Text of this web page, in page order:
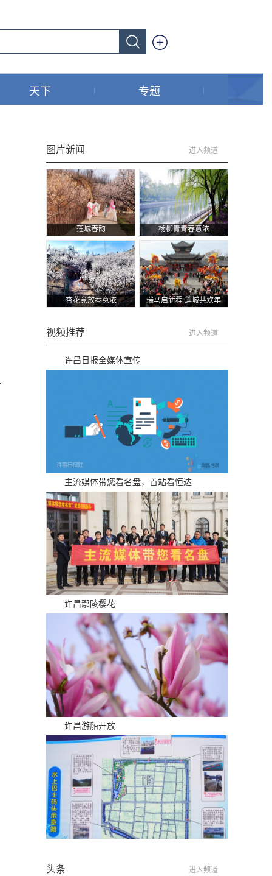
天下 专题
图片新闻 进入频道
莲城春韵 杨柳青青春意浓
杏花竞放春意浓 瑞马启新程 莲城共欢年
视频推荐 进入频道
许昌日报全媒体宣传
主流媒体带您看名盘，首站看恒达
许昌鄢陵樱花
许昌游船开放
头条 进入频道